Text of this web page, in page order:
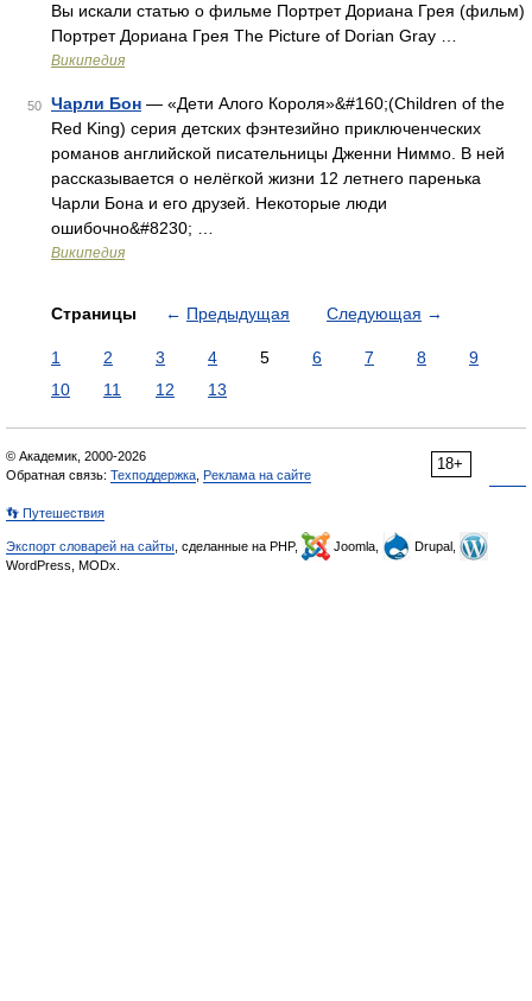
Вы искали статью о фильме Портрет Дориана Грея (фильм)
Портрет Дориана Грея The Picture of Dorian Gray …
Википедия
50 Чарли Бон — «Дети Алого Короля»&#160;(Children of the
Red King) серия детских фэнтезийно приключенческих
романов английской писательницы Дженни Ниммо. В ней
рассказывается о нелёгкой жизни 12 летнего паренька
Чарли Бона и его друзей. Некоторые люди
ошибочно&#8230; …
Википедия
Страницы ← Предыдущая Следующая →
1 2 3 4 5 6 7 8
9
10
11 12 13
18+
© Академик, 2000-2026
Обратная связь: Техподдержка Реклама на сайте
👣 Путешествия
Экспорт словарей на сайты , сделанные на PHP, Joomla,
Drupal,
WordPress, MODx.